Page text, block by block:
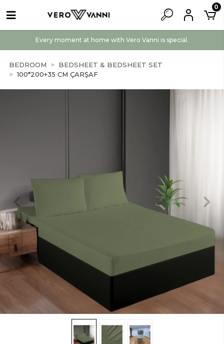
Every moment at home with Vero Vanni is special.
0
BEDROOM
BEDSHEET & BEDSHEET SET
100*200+35 CM ÇARŞAF